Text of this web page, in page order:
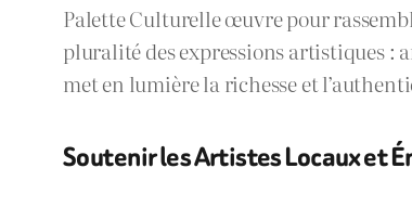
Palette Culturelle œuvre pour
pluralité des expressions artistiques :
met en lumière la richesse et
Soutenir les Artistes Locaux et